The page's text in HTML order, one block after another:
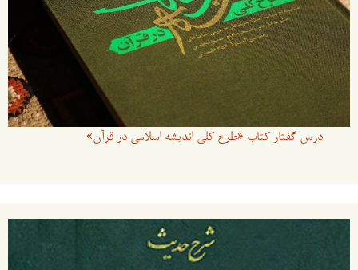
درس گفتار کتاب «طرح کلی اندیشه اسلامی در قرآن»